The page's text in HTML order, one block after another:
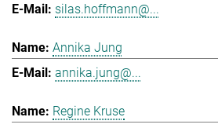
silas.hoffmann@...
Annika Jung
annika.jung@...
Regine Kruse